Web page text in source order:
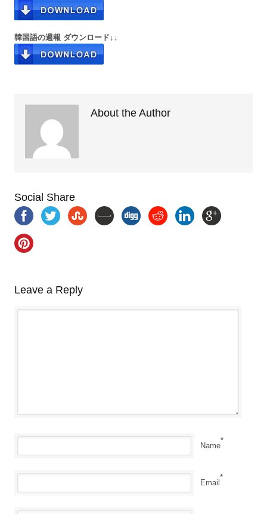
韓国語の週報 ダウンロード↓↓
About the Author
Social Share
Leave a Reply
Name
*
Email
*